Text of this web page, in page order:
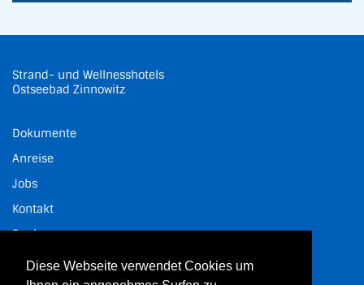
Diese Webseite verwendet Cookies um
Strand- und Wellnesshotels
Ostseebad Zinnowitz
Dokumente
Anreise
Jobs
Kontakt
Buchung
Historie